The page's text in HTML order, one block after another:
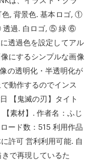
色, 背景色. 基本ロゴ, ①
過. 白ロゴ, ⑤ 緑 ⑥
透過色を設定してアル
にするシンプルな画像
の透明化・半透明化が
動作するのでインス
【鬼滅の刃】タイト
素材】. 作者名：ふじ
ード数：515 利用作品
許可 営利利用可能. 自
で再現しているた